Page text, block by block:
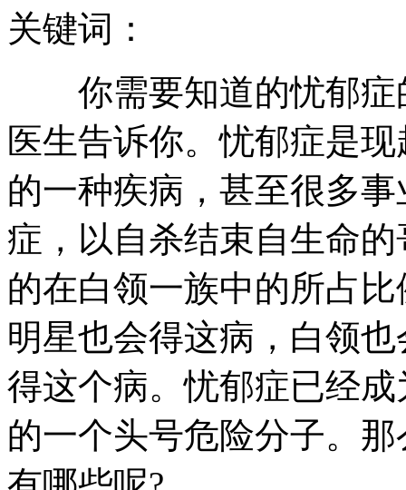
关键词：
你需要知道的忧郁症
医生告诉你。忧郁症是
的一种疾病，甚至很多
症，以自杀结束自生命
的在白领一族中的所占
明星也会得这病，白领
得这个病。忧郁症已经
的一个头号危险分子。